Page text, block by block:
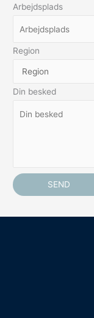
Arbejdsplads
Region
Din besked
SEND